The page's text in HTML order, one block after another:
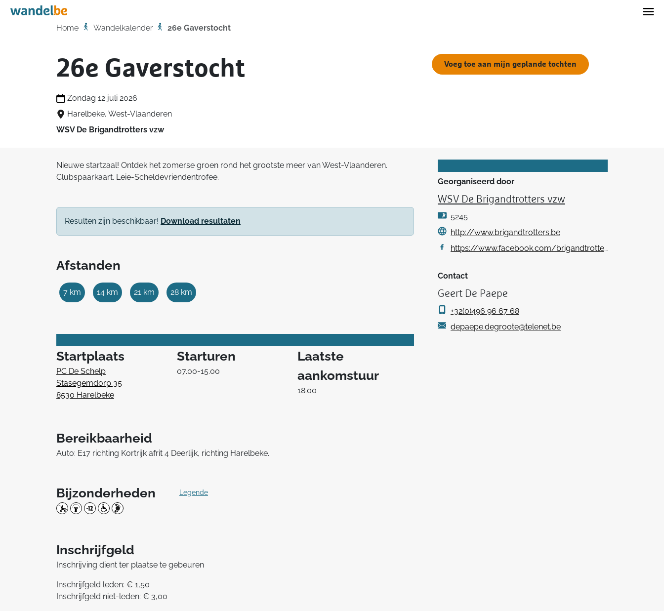
Home
Home Wandelkalender 26e Gaverstocht
26e Gaverstocht
Zondag 12 juli 2026
Harelbeke, West-Vlaanderen
WSV De Brigandtrotters vzw
Voeg toe aan mijn geplande tochten
Nieuwe startzaal! Ontdek het zomerse groen rond het grootste meer van West-Vlaanderen.
Clubspaarkaart. Leie-Scheldevriendentrofee.
Resulten zijn beschikbaar! Download resultaten
Afstanden
7 km 14 km 21 km 28 km
Startplaats
PC De Schelp
Stasegemdorp 35
8530 Harelbeke
Starturen
07.00-15.00
Laatste
aankomstuur
18.00
Bereikbaarheid
Auto: E17 richting Kortrijk afrit 4 Deerlijk, richting Harelbeke.
Bijzonderheden Legende
Inschrijfgeld
Inschrijving dient ter plaatse te gebeuren
Inschrijfgeld leden: € 1,50
Inschrijfgeld niet-leden: € 3,00
Georganiseerd door
WSV De Brigandtrotters vzw
5245
http://www.brigandtrotters.be
https://www.facebook.com/brigandtrotters
Contact
Geert De Paepe
+32(0)496 96 67 68
depaepe.degroote@telenet.be